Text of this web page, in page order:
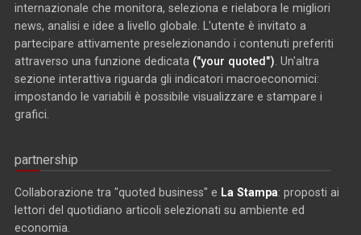
internazionale che monitora, seleziona e rielabora le migliori
news, analisi e idee a livello globale. L'utente è invitato a
partecipare attivamente preselezionando i contenuti preferiti
attraverso una funzione dedicata ("your quoted") . Un'altra
sezione interattiva riguarda gli indicatori macroeconomici:
impostando le variabili è possibile visualizzare e stampare i
grafici.
partnership
Collaborazione tra "quoted business" e La Stampa: proposti ai
lettori del quotidiano articoli selezionati su ambiente ed
economia.